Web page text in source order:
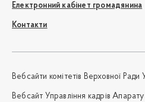
Електронний кабінет громадянина
Контакти
Вебсайти комітетів Верховної Ради
Вебсайт Управління кадрів